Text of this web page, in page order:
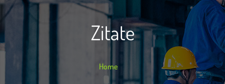
Zitate
Home